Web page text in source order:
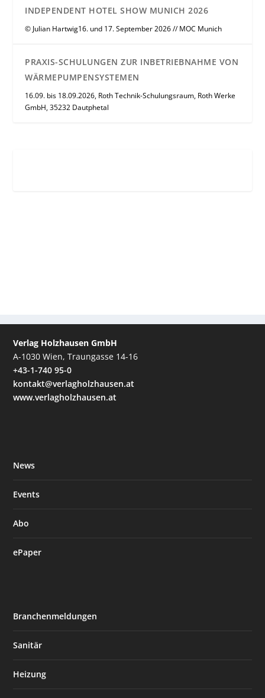
INDEPENDENT HOTEL SHOW MUNICH 2026
© Julian Hartwig16. und 17. September 2026 // MOC Munich
PRAXIS-SCHULUNGEN ZUR INBETRIEBNAHME VON
WÄRMEPUMPENSYSTEMEN
16.09. bis 18.09.2026, Roth Technik-Schulungsraum, Roth Werke
GmbH, 35232 Dautphetal
Verlag Holzhausen GmbH
A-1030 Wien, Traungasse 14-16
+43-1-740 95-0
kontakt@verlagholzhausen.at
www.verlagholzhausen.at
News
Events
Abo
ePaper
Branchenmeldungen
Sanitär
Heizung